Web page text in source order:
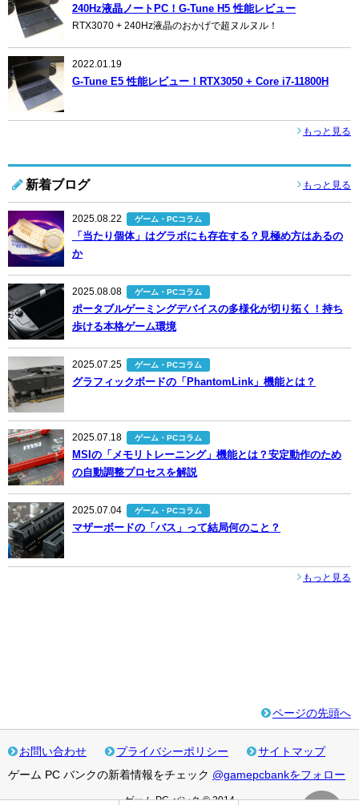
240Hz液晶ノートPC！G-Tune H5 性能レビュー
RTX3070 + 240Hz液晶のおかげで超ヌルヌル！
2022.01.19
G-Tune E5 性能レビュー！RTX3050 + Core i7-11800H
もっと見る
新着ブログ もっと見る
2025.08.22 ゲーム・PCコラム
「当たり個体」はグラボにも存在する？見極め方はあるの
か
2025.08.08 ゲーム・PCコラム
ポータブルゲーミングデバイスの多様化が切り拓く！持ち
歩ける本格ゲーム環境
2025.07.25 ゲーム・PCコラム
グラフィックボードの「PhantomLink」機能とは？
2025.07.18 ゲーム・PCコラム
MSIの「メモリトレーニング」機能とは？安定動作のため
の自動調整プロセスを解説
2025.07.04 ゲーム・PCコラム
マザーボードの「バス」って結局何のこと？
もっと見る
ページの先頭へ
お問い合わせ プライバシーポリシー
サイトマップ
ゲーム PC バンクの新着情報をチェック @gamepcbankをフォロー
ゲーム PC バンク © 2014